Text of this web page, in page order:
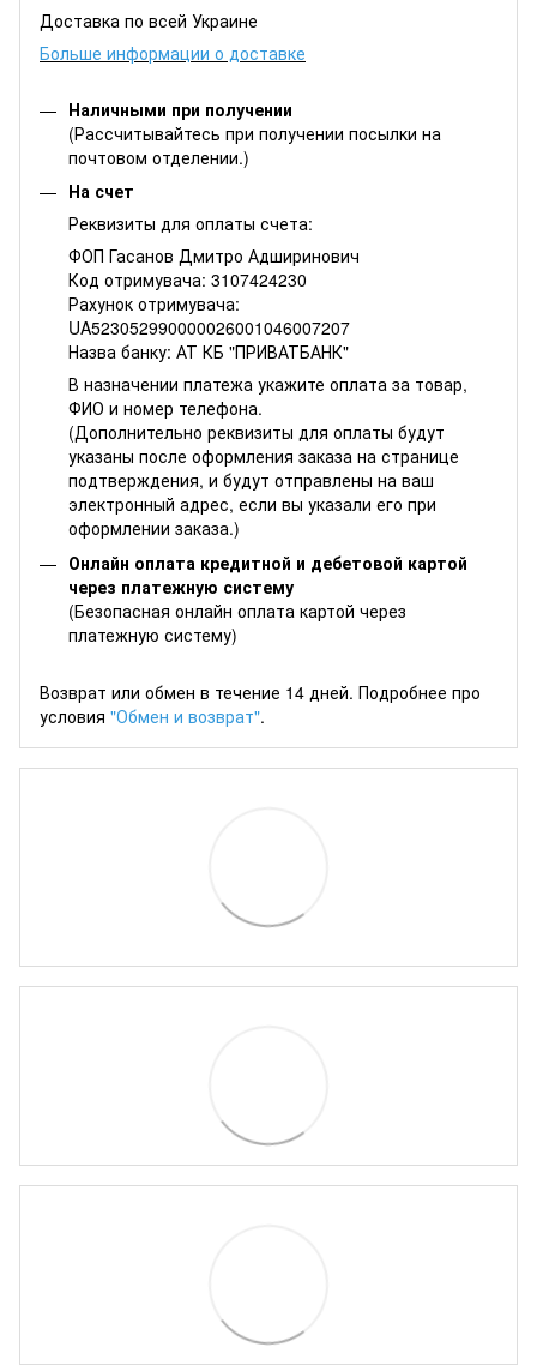
Доставка по всей Украине
Больше информации о доставке
Наличными при получении
(Рассчитывайтесь при получении посылки на
почтовом отделении.)
На счет
Реквизиты для оплаты счета:
ФОП Гасанов Дмитро Адширинович
Код отримувача: 3107424230
Рахунок отримувача:
UA523052990000026001046007207
Назва банку: АТ КБ "ПРИВАТБАНК"
В назначении платежа укажите оплата за товар,
ФИО и номер телефона.
(Дополнительно реквизиты для оплаты будут
указаны после оформления заказа на странице
подтверждения, и будут отправлены на ваш
электронный адрес, если вы указали его при
оформлении заказа.)
Онлайн оплата кредитной и дебетовой картой
через платежную систему
(Безопасная онлайн оплата картой через
платежную систему)
Возврат или обмен в течение 14 дней. Подробнее про
условия "Обмен и возврат".